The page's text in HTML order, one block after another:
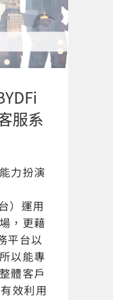
服系
力扮演
）運用
，更藉
平台以
以能專
體客戶
效利用